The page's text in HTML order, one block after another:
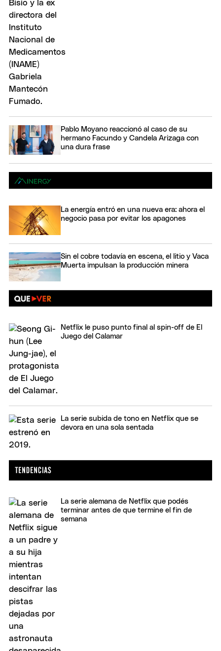
Pablo Moyano reaccionó al caso de su
hermano Facundo y Candela Arizaga con
una dura frase
La energía entró en una nueva era: ahora el
negocio pasa por evitar los apagones
Sin el cobre todavía en escena, el litio y Vaca
Muerta impulsan la producción minera
Netflix le puso punto final al spin-off de El
Juego del Calamar
La serie subida de tono en Netflix que se
devora en una sola sentada
La serie alemana de Netflix que podés
terminar antes de que termine el fin de
semana